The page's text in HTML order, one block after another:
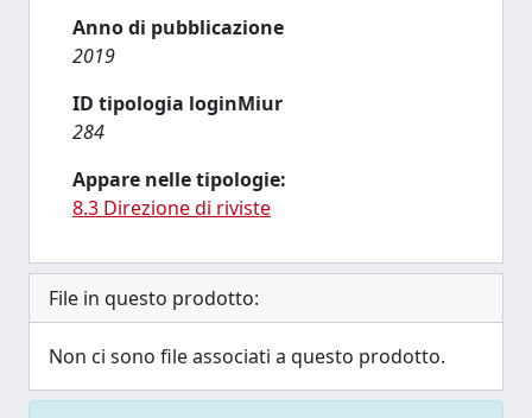
Anno di pubblicazione
2019
ID tipologia loginMiur
284
Appare nelle tipologie:
8.3 Direzione di riviste
File in questo prodotto:
Non ci sono file associati a questo prodotto.